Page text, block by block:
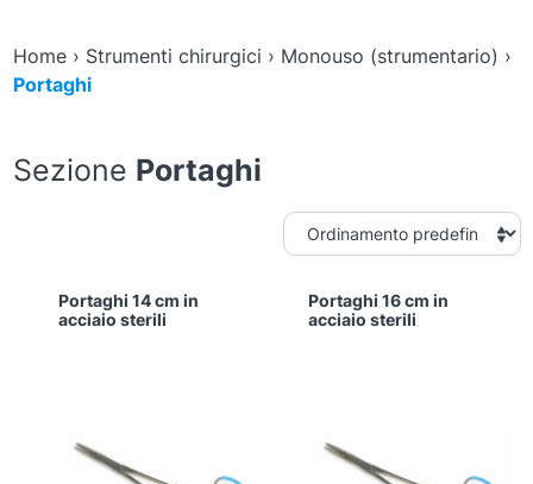
Home› Strumenti chirurgici › Monouso (strumentario) ›
Portaghi
Sezione Portaghi
Portaghi 14 cm in
acciaio sterili
Portaghi 16 cm in
acciaio sterili